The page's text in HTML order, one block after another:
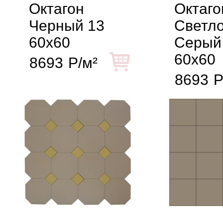
Октагон
Черный 13
60x60
8693 Р/м²
60x60
8693